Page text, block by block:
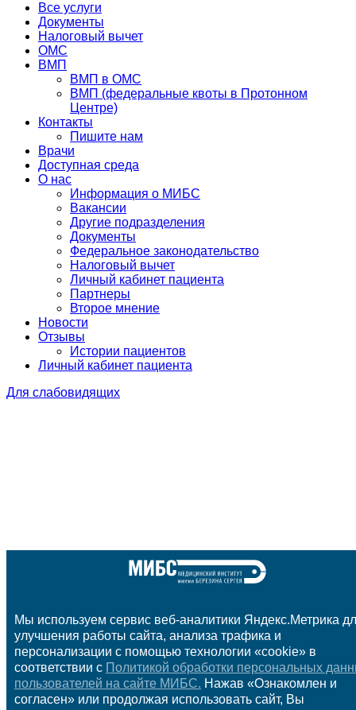
Все услуги
Документы
Налоговый вычет
ОМС
ВМП
ВМП в ОМС
ВМП (федеральные квоты в Протонном
Центре)
Контакты
Пишите нам
Врачи
Доступная среда
О нас
Информация о МИБС
Вакансии
Другие подразделения
Документы
Федеральное законодательство
Налоговый вычет
Личный кабинет пациента
Партнеры
Второе мнение
Новости
Отзывы
Истории пациентов
Личный кабинет пациента
Для слабовидящих
Мы используем сервис веб-аналитики Яндекс.Метрика
улучшения работы сайта, анализа трафика и
персонализации с помощью технологии «cookie» в
соответствии с Политикой обработки персональных
пользователей на сайте МИБС. Нажав «Ознакомлен и
согласен» или продолжая использовать сайт, Вы